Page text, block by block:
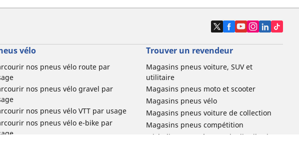
vélo
nos pneus vélo route par
nos pneus vélo gravel par
nos pneus vélo VTT par usage
nos pneus vélo e-bike par
Trouver un revendeur
Magasins pneus voiture, SUV et
utilitaire
Magasins pneus moto et scooter
Magasins pneus vélo
Magasins pneus voiture de collection
Magasins pneus compétition
Michelin et ses réseaux de distribution